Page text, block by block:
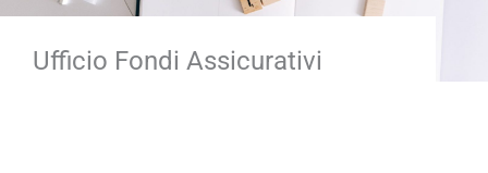
Ufficio Fondi Assicurativi